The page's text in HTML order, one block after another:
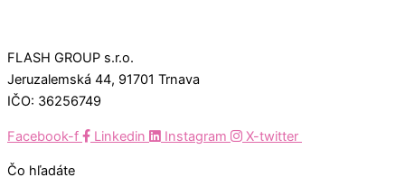
FLASH GROUP s.r.o.
Jeruzalemská 44, 91701 Trnava
IČO: 36256749
Facebook-f Linkedin Instagram X-twitter
Čo hľadáte